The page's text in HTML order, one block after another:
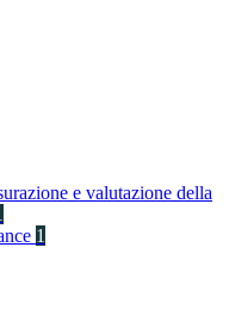
e valutazione della
1